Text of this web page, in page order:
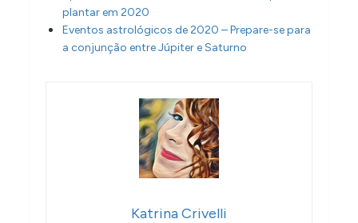
plantar em 2020
Eventos astrológicos de 2020 – Prepare-se para
a conjunção entre Júpiter e Saturno
Katrina Crivelli